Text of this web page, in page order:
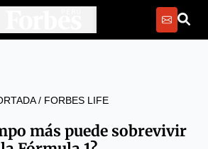
/ FORBES LIFE
más puede sobrevivir